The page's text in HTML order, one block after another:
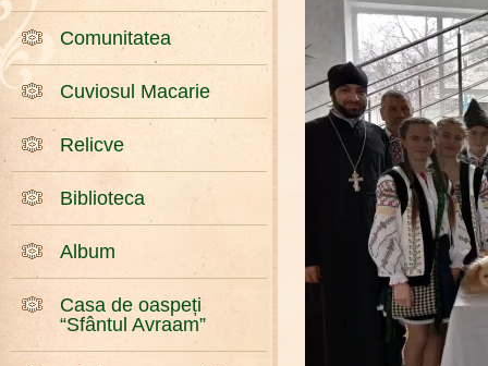
Comunitatea
Cuviosul Macarie
Relicve
Biblioteca
Album
Casa de oaspeți
“Sfântul Avraam”